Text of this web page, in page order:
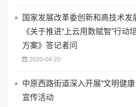
国家发展改革委创新和高技术
《关于推进“上云用数赋智”行动
方案》答记者问
2020-04-20
中原西路街道深入开展“文明健
宣传活动